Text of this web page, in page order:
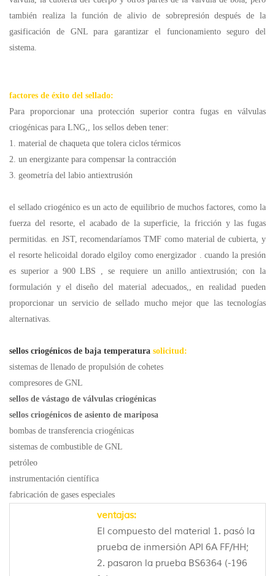
también realiza la función de alivio de sobrepresión después de la
gasificación de GNL para garantizar el funcionamiento seguro del
sistema.
factores de éxito del sellado:
Para proporcionar una protección superior contra fugas en válvulas
criogénicas para LNG,, los sellos deben tener:
1. material de chaqueta que tolera ciclos térmicos
2. un energizante para compensar la contracción
3. geometría del labio antiextrusión
el sellado criogénico es un acto de equilibrio de muchos factores, como la
fuerza del resorte, el acabado de la superficie, la fricción y las fugas
permitidas. en JST, recomendaríamos TMF como material de cubierta, y
el resorte helicoidal dorado elgiloy como energizador . cuando la presión
es superior a 900 LBS , se requiere un anillo antiextrusión; con la
formulación y el diseño del material adecuados,, en realidad pueden
proporcionar un servicio de sellado mucho mejor que las tecnologías
alternativas.
sellos criogénicos de baja temperatura solicitud:
sistemas de llenado de propulsión de cohetes
compresores de GNL
sellos de vástago de válvulas criogénicas
sellos criogénicos de asiento de mariposa
bombas de transferencia criogénicas
sistemas de combustible de GNL
petróleo
instrumentación científica
fabricación de gases especiales
ventajas:
El compuesto del material 1. pasó la
prueba de inmersión API 6A FF/HH;
2. pasaron la prueba BS6364 (-196